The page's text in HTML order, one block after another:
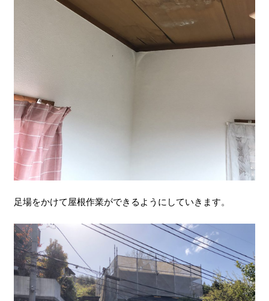
足場をかけて屋根作業ができるようにしていきます。